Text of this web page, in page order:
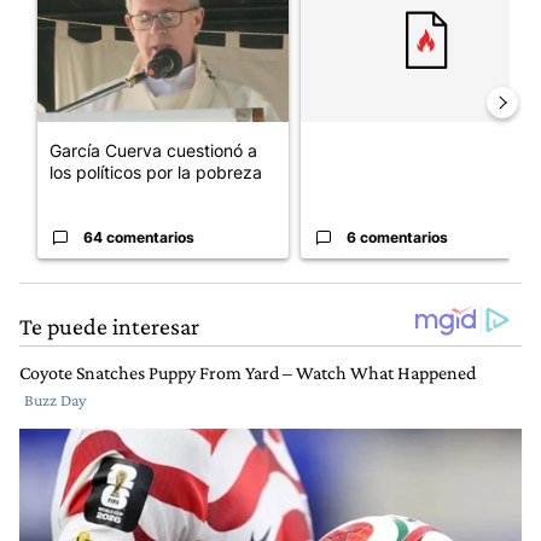
García Cuerva cuestionó a
los políticos por la pobreza
64 comentarios 6 comentarios